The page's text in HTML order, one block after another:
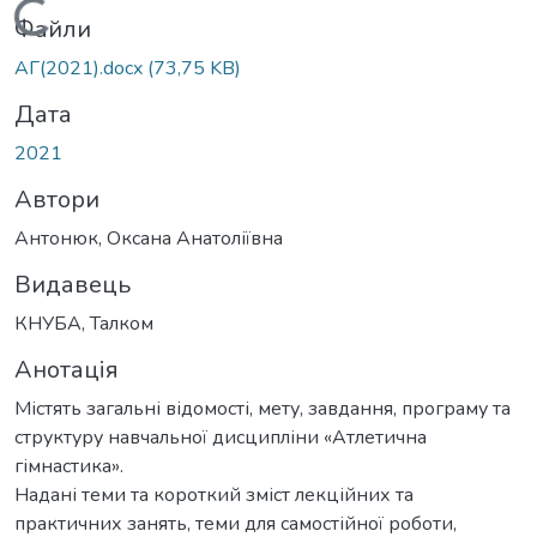
Вантажиться...
Файли
АГ(2021).docx (73,75 KB)
Дата
2021
Автори
Антонюк, Оксана Анатоліївна
Видавець
КНУБА, Талком
Анотація
Містять загальні відомості, мету, завдання, програму та
структуру навчальної дисципліни «Атлетична
гімнастика».
Надані теми та короткий зміст лекційних та
практичних занять, теми для самостійної роботи,